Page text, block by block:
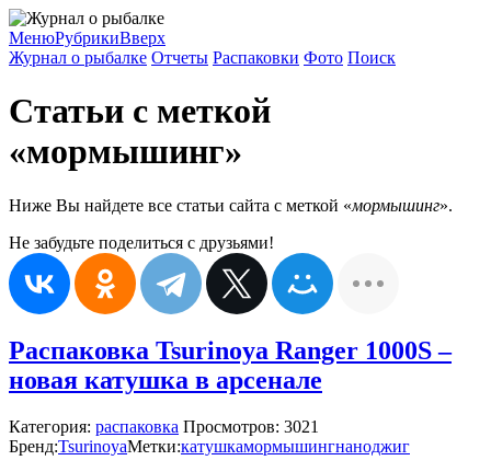
МенюРубрикиВверх
Журнал о рыбалке Отчеты Распаковки Фото Поиск
Статьи с меткой
«мормышинг»
Ниже Вы найдете все статьи сайта с меткой «мормышинг».
Не забудьте поделиться с друзьями!
Распаковка Tsurinoya Ranger 1000S –
новая катушка в арсенале
Категория: распаковка Просмотров: 3021
Бренд:TsurinoyaМетки:катушкамормышингнаноджиг